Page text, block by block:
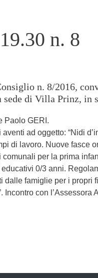
n. 8
n. 8/2016,
sede di Villa Prinz, in
Paolo GERI.
ad oggetto: “Nidi
di lavoro. Nuove fasce
per la prima
0/3 anni.
dalle famiglie per i propri
con l’Assessora